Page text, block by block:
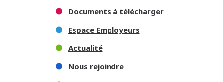
Documents à télécharger
Espace Employeurs
Actualité
Nous rejoindre